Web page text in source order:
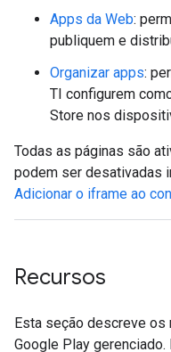
Apps da Web:
publiquem e
Organizar apps:
TI configurem
Store nos
Todas as páginas são
podem ser desativadas
Adicionar o iframe ao
Recursos
Esta seção descreve
Google Play